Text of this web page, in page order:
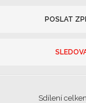
POSLAT
Sdílení